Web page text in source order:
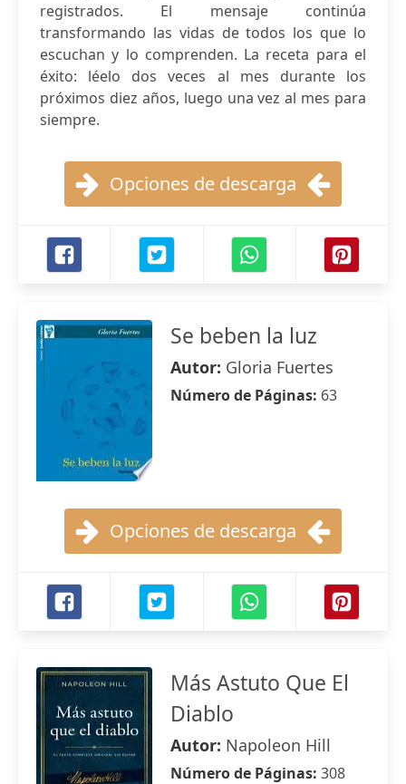
registrados. El mensaje continúa
transformando las vidas de todos los que lo
escuchan y lo comprenden. La receta para el
éxito: léelo dos veces al mes durante los
próximos diez años, luego una vez al mes para
siempre.
Opciones de descarga
Se beben la luz
Autor: Gloria Fuertes
Número de Páginas: 63
Opciones de descarga
Más Astuto Que El
Diablo
Autor: Napoleon Hill
Número de Páginas: 308